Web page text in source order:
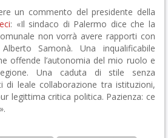
un commento del presidente della
: «Il sindaco di Palermo dice che la
non vorrà avere rapporti con
Alberto Samonà. Una inqualificabile
offende l’autonomia del mio ruolo e
Una caduta di stile senza
di leale collaborazione tra istituzioni,
legittima critica politica. Pazienza: ce